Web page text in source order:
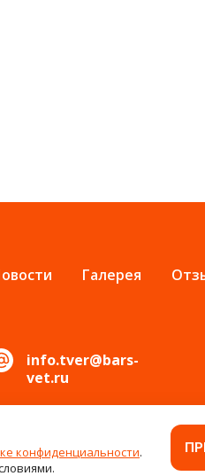
Галерея
info.tver@bars-
vet.ru
конфиденциальности.